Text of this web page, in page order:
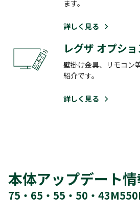
ます。
詳しく見る
レグザ オプシ
壁掛け金具、リモコン
紹介です。
詳しく見る
本体アップデート
75・65・55・50・